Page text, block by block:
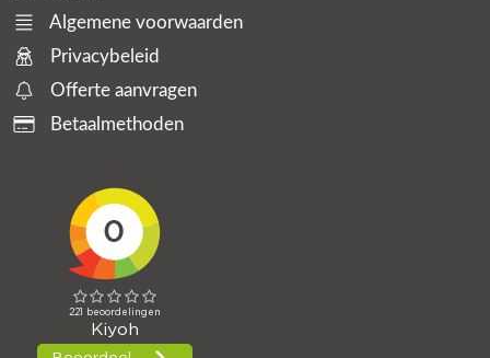
Algemene voorwaarden
Privacybeleid
Offerte aanvragen
Betaalmethoden